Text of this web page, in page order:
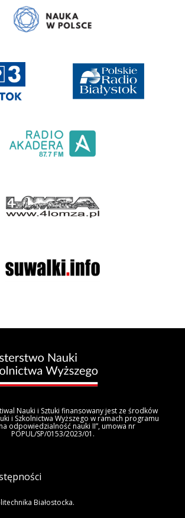
Nauki i Sztuki finansowany jest ze środków
i Szkolnictwa Wyższego w ramach programu
odpowiedzialność nauki II”, umowa nr
POPUL/SP/0153/2023/01.
Białostocka.